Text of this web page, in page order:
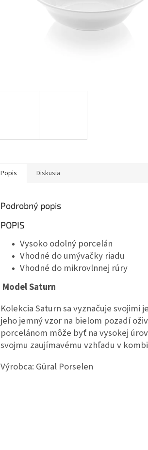
Popis Diskusia
Podrobný popis
POPIS
Vysoko odolný porcelán
Vhodné do umývačky riadu
Vhodné do mikrovlnnej rúry
Model Saturn
Kolekcia Saturn sa vyznačuje
jeho jemný vzor na bielom pozadí
porcelánom môže byť na vysokej
svojmu zaujímavému vzhľadu v
Výrobca: Güral Porselen